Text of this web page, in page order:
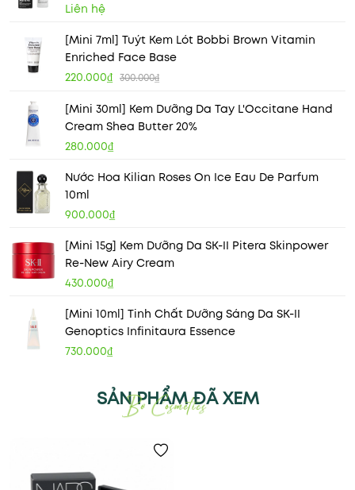
Liên hệ
[Mini 7ml] Tuýt Kem Lót Bobbi Brown Vitamin
Enriched Face Base
220.000₫ 300.000₫
[Mini 30ml] Kem Dưỡng Da Tay L'Occitane Hand
Cream Shea Butter 20%
280.000₫
Nước Hoa Kilian Roses On Ice Eau De Parfum
10ml
900.000₫
[Mini 15g] Kem Dưỡng Da SK-II Pitera Skinpower
Re-New Airy Cream
430.000₫
[Mini 10ml] Tinh Chất Dưỡng Sáng Da SK-II
Genoptics Infinitaura Essence
730.000₫
SẢN PHẨM ĐÃ XEM